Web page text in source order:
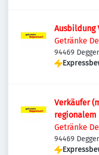
Ausbildung
Getränke
94469
Verkäufer (m/w/d) in Vollzeit im
regionalem
Getränke
94469